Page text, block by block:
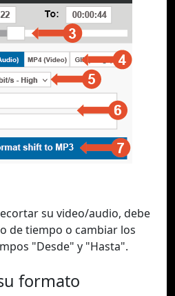
su video/audio, debe
de tiempo o cambiar los
"Desde" y "Hasta".
formato